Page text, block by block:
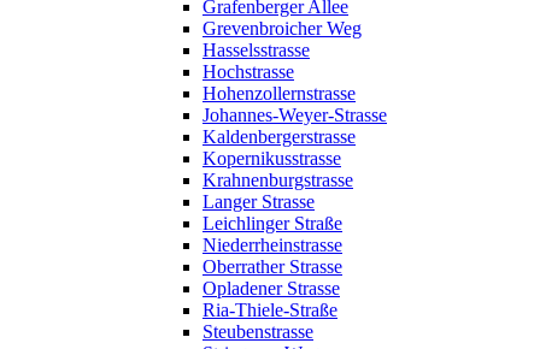
Grafenberger Allee
Grevenbroicher Weg
Hasselsstrasse
Hochstrasse
Hohenzollernstrasse
Johannes-Weyer-Strasse
Kaldenbergerstrasse
Kopernikusstrasse
Krahnenburgstrasse
Langer Strasse
Leichlinger Straße
Niederrheinstrasse
Oberrather Strasse
Opladener Strasse
Ria-Thiele-Straße
Steubenstrasse